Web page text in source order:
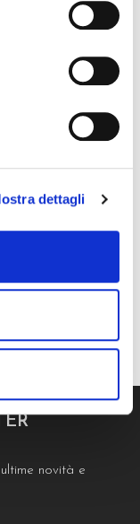
dettagli
+1
favorite_border
novità e